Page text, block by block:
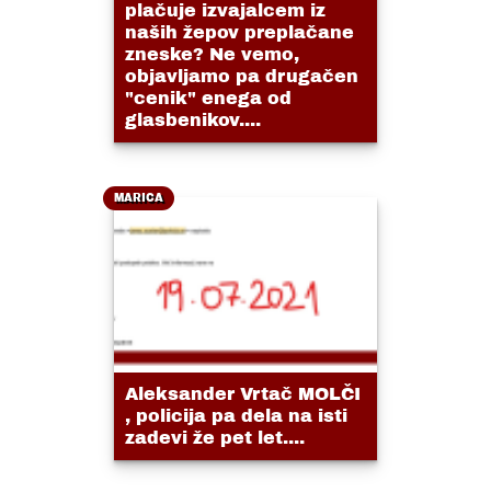
plačuje izvajalcem iz
naših žepov preplačane
zneske? Ne vemo,
objavljamo pa drugačen
"cenik" enega od
glasbenikov....
MARICA
Aleksander Vrtač MOLČI
, policija pa dela na isti
zadevi že pet let....